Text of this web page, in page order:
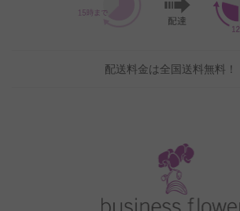
配送料金は全国送料無料！